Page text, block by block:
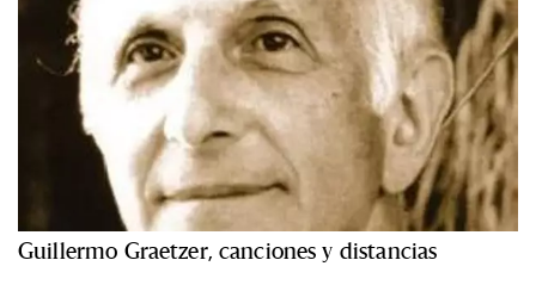
Guillermo Graetzer, canciones y distancias